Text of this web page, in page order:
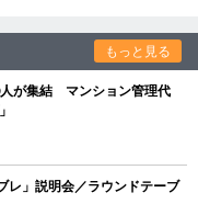
もっと見る
人が集結 マンション管理代
」説明会／ラウンドテーブ